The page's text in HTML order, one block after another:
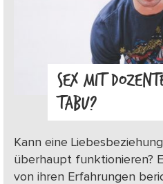
SEX MIT
TABU?
Kann eine
überhaupt funktionieren?
von ihren Erfahrungen